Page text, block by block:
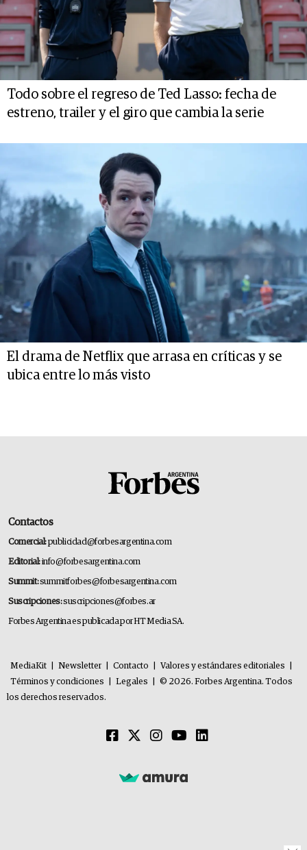
Todo sobre el regreso de Ted Lasso: fecha de
estreno, trailer y el giro que cambia la serie
El drama de Netflix que arrasa en críticas y se
ubica entre lo más visto
Contactos
Comercial:publicidad@forbesargentina.com
Editorial:info@forbesargentina.com
Summit:summitforbes@forbesargentina.com
Suscripciones:suscripciones@forbes.ar
Forbes Argentina es publicada por HT Media SA.
MediaKit Newsletter Contacto Valores y estándares editoriales
Términos y condiciones
Legales
© 2026. Forbes Argentina. Todos
los derechos reservados.